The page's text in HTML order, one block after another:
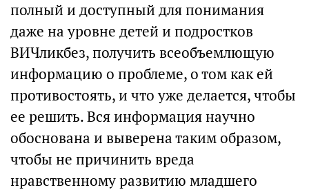
полный и доступный для понимания
даже на уровне детей и подростков
ВИЧликбез, получить всеобъемлющую
информацию о проблеме, о том как ей
противостоять, и что уже делается, чтобы
ее решить. Вся информация научно
обоснована и выверена таким образом,
чтобы не причинить вреда
нравственному развитию младшего